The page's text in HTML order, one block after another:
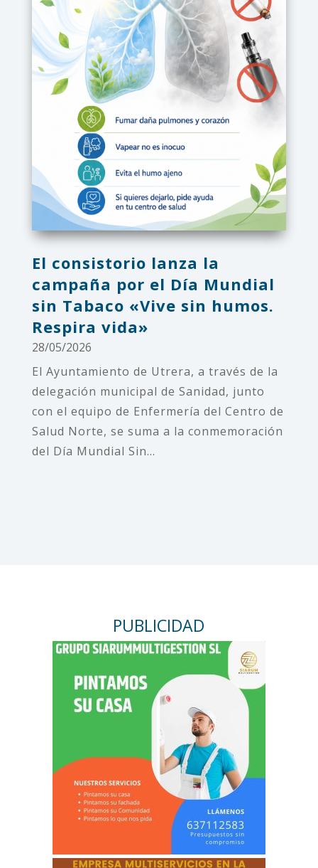
El consistorio lanza la
campaña por el Día Mundial
sin Tabaco «Vive sin humos.
Respira vida»
28/05/2026
El Ayuntamiento de Utrera, a través de la
delegación municipal de Sanidad, junto
con el equipo de Enfermería del Centro de
Salud Norte, se suma a la conmemoración
del Día Mundial Sin...
PUBLICIDAD